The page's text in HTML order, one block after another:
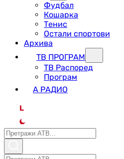
Фудбал
Кошарка
Тенис
Остали спортови
Архива
ТВ ПРОГРАМ
ТВ Распоред
Програм
А РАДИО
L